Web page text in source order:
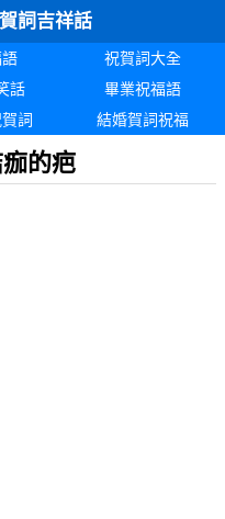
詞吉祥話
祝賀詞大全
話
畢業祝福語
詞 結婚賀詞祝福
的疤